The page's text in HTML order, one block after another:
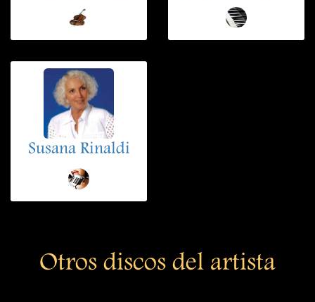
Susana Rinaldi
Otros discos del artista